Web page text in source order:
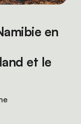
en
et le